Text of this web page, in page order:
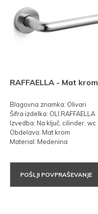
RAFFAELLA - Mat krom
Blagovna znamka: Olivari
Šifra izdelka: OLI.RAFFAELLA
Izvedba: Na ključ, cilinder, wc
Obdelava: Mat krom
Material: Medenina
POŠLJI POVPRAŠEVANJE